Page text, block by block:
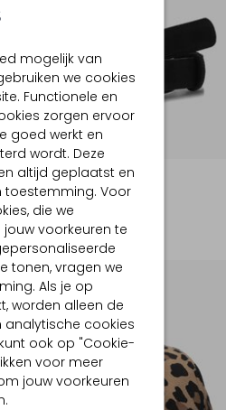
mogelijk van
we cookies
Functionele en
zorgen ervoor
goed werkt en
wordt. Deze
altijd geplaatst en
toestemming. Voor
die we
voorkeuren te
tonen, vragen we
Als je op
worden alleen de
analytische cookies
ook op "Cookie-
voor meer
jouw voorkeuren
H.A.N.
Riem
€ 89,99